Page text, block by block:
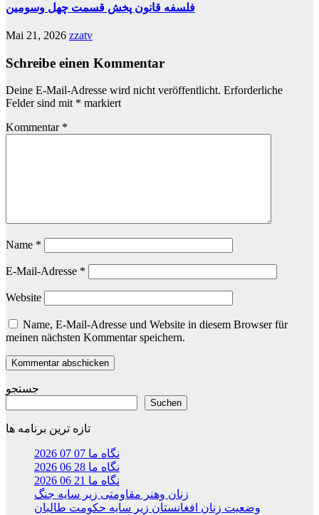
فلسفه قانون پخش قسمت چهل وسومین
Mai 21, 2026 zzatv
Schreibe einen Kommentar
Deine E-Mail-Adresse wird nicht veröffentlicht. Erforderliche
Felder sind mit * markiert
Kommentar *
Name *
E-Mail-Adresse *
Website
Name, E-Mail-Adresse und Website in diesem Browser für
meinen nächsten Kommentar speichern.
جستجو
Suchen
تازه ترین برنامه ها
نگاه ما 07 07 2026
نگاه ما 28 06 2026
نگاه ما 21 06 2026
زنان وهنر مقاومتی زیر سایه جنگ
وضعیت زنان افغانستان زیر سایه حکومت طالبان